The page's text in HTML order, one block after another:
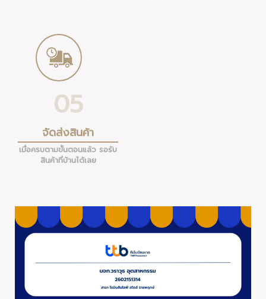
05
จัดส่งสินค้า
เมื่อครบตามขั้นตอนแล้ว รอรับ
สินค้าที่บ้านได้เลย